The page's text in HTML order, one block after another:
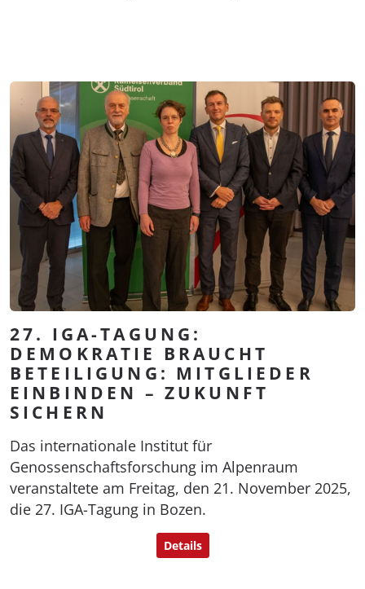
27. IGA-TAGUNG:
DEMOKRATIE BRAUCHT
BETEILIGUNG: MITGLIEDER
EINBINDEN – ZUKUNFT
SICHERN
Das internationale Institut für
Genossenschaftsforschung im Alpenraum
veranstaltete am Freitag, den 21. November 2025,
die 27. IGA-Tagung in Bozen.
Details